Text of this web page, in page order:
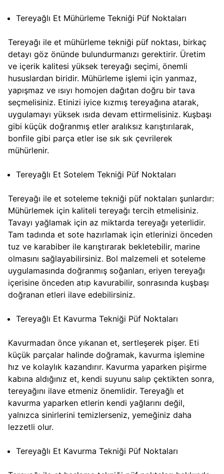
Tereyağlı Et Mühürleme Tekniği Püf Noktaları
Tereyağı ile et mühürleme tekniği püf noktası, birkaç
detayı göz önünde bulundurmanızı gerektirir. Üretim
ve içerik kalitesi yüksek tereyağı seçimi, önemli
hususlardan biridir. Mühürleme işlemi için yanmaz,
yapışmaz ve ısıyı homojen dağıtan doğru bir tava
seçmelisiniz. Etinizi iyice kızmış tereyağına atarak,
uygulamayı yüksek ısıda devam ettirmelisiniz. Kuşbaşı
gibi küçük doğranmış etler aralıksız karıştırılarak,
bonfile gibi parça etler ise sık sık çevrilerek
mühürlenir.
Tereyağlı Et Sotelem Tekniği Püf Noktaları
Tereyağı ile et soteleme tekniği püf noktaları şunlardır:
Mühürlemek için kaliteli tereyağı tercih etmelisiniz.
Tavayı yağlamak için az miktarda tereyağı yeterlidir.
Tam tadında et sote hazırlamak için etlerinizi önceden
tuz ve karabiber ile karıştırarak bekletebilir, marine
olmasını sağlayabilirsiniz. Bol malzemeli et soteleme
uygulamasında doğranmış soğanları, eriyen tereyağı
içerisine önceden atıp kavurabilir, sonrasında kuşbaşı
doğranan etleri ilave edebilirsiniz.
Tereyağlı Et Kavurma Tekniği Püf Noktaları
Kavurmadan önce yıkanan et, sertleşerek pişer. Eti
küçük parçalar halinde doğramak, kavurma işlemine
hız ve kolaylık kazandırır. Kavurma yaparken pişirme
kabına aldığınız et, kendi suyunu salıp çektikten sonra,
tereyağını ilave etmeniz önemlidir. Tereyağlı et
kavurma yaparken etlerin kendi yağlarını değil,
yalnızca sinirlerini temizlerseniz, yemeğiniz daha
lezzetli olur.
Tereyağlı Et Kavurma Tekniği Püf Noktaları